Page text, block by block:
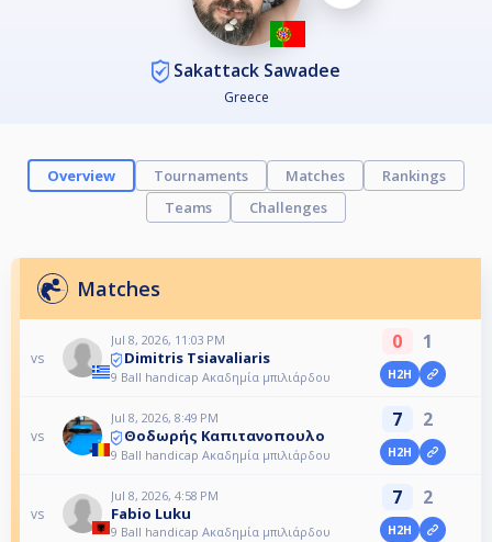
Sakattack Sawadee
Greece
Overview Tournaments Matches
Rankings
Teams
Challenges
Matches
vs
Jul 8, 2026, 11:03 PM
Dimitris Tsiavaliaris
9 Ball handicap Ακαδημία μπιλιάρδου
0 1
H2H
vs
Jul 8, 2026, 8:49 PM
Θοδωρής Καπιτανοπουλο
9 Ball handicap Ακαδημία μπιλιάρδου
7 2
H2H
vs
Jul 8, 2026, 4:58 PM
Fabio Luku
9 Ball handicap Ακαδημία μπιλιάρδου
7 2
H2H